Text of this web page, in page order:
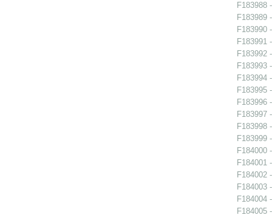
F183988
F183989
F183990
F183991
F183992
F183993
F183994
F183995
F183996
F183997
F183998
F183999
F184000
F184001
F184002
F184003
F184004
F184005